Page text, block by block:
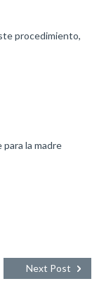
procedimiento,
la madre
Next Post